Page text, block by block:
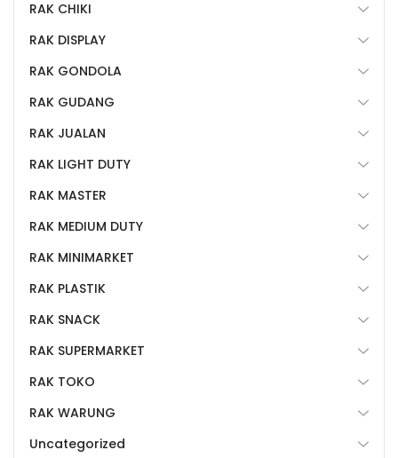
RAK CHIKI
RAK DISPLAY
RAK GONDOLA
RAK GUDANG
RAK JUALAN
RAK LIGHT DUTY
RAK MASTER
RAK MEDIUM DUTY
RAK MINIMARKET
RAK PLASTIK
RAK SNACK
RAK SUPERMARKET
RAK TOKO
RAK WARUNG
Uncategorized